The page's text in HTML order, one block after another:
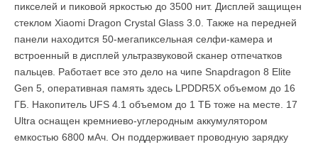
пикселей и пиковой яркостью до 3500 нит. Дисплей защищен
стеклом Xiaomi Dragon Crystal Glass 3.0. Также на передней
панели находится 50-мегапиксельная селфи-камера и
встроенный в дисплей ультразвуковой сканер отпечатков
пальцев. Работает все это дело на чипе Snapdragon 8 Elite
Gen 5, оперативная память здесь LPDDR5X объемом до 16
ГБ. Накопитель UFS 4.1 объемом до 1 ТБ тоже на месте. 17
Ultra оснащен кремниево-углеродным аккумулятором
емкостью 6800 мАч. Он поддерживает проводную зарядку